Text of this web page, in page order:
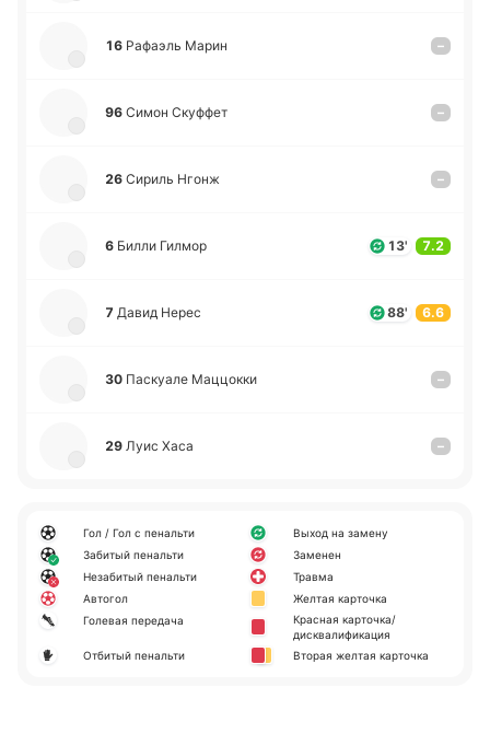
16 Ра­фаэль Марин –
96 Симон Ску­ффет –
26 Сириль Нгонж –
6 Билли Гилмор 13' 7.2
7 Давид Нерес 88' 6.6
30 Па­скуа­ле Ма­ццо­кки –
29 Луис Хаса –
Гол / Гол с пенальти
Забитый пенальти
Незабитый пенальти
Автогол
Голевая передача
Отбитый пенальти
Выход на замену
Заменен
Травма
Желтая карточка
Красная карточка/
дисквалификация
Вторая желтая карточка